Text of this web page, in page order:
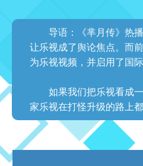
导语：《芈月传》热
让乐视成了舆论焦点。而
为乐视视频，并启用了国
如果我们把乐视看成
家乐视在打怪升级的路上